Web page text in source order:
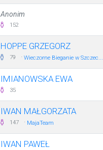
Anonim
152
HOPPE GRZEGORZ
79 · Wieczorne Bieganie w Szczec...
IMIANOWSKA EWA
35
IWAN MAŁGORZATA
147 · MajaTeam
IWAN PAWEŁ